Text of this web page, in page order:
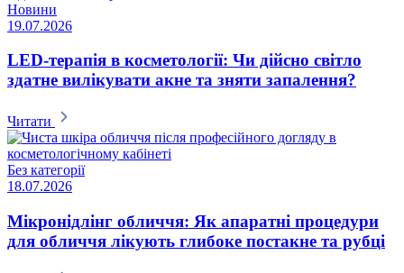
Новини
19.07.2026
LED-терапія в косметології: Чи дійсно світло
здатне вилікувати акне та зняти запалення?
Читати
Без категорії
18.07.2026
Мікронідлінг обличчя: Як апаратні процедури
для обличчя лікують глибоке постакне та рубці